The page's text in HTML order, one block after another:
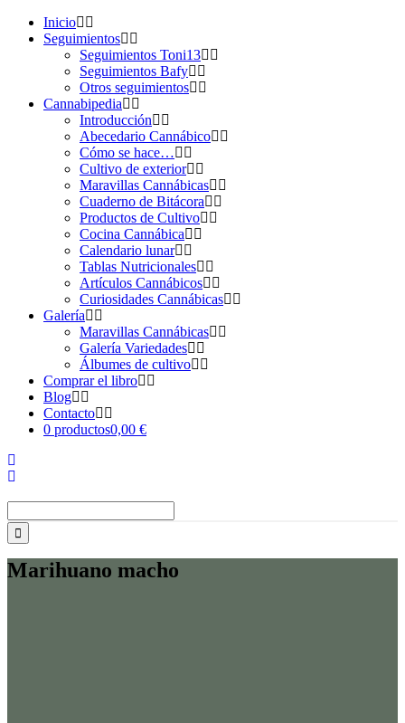
Inicio
Seguimientos
Seguimientos Toni13
Seguimientos Bafy
Otros seguimientos
Cannabipedia
Introducción
Abecedario Cannábico
Cómo se hace…
Cultivo de exterior
Maravillas Cannábicas
Cuaderno de Bitácora
Productos de Cultivo
Cocina Cannábica
Calendario lunar
Tablas Nutricionales
Artículos Cannábicos
Curiosidades Cannábicas
Galería
Maravillas Cannábicas
Galería Variedades
Álbumes de cultivo
Comprar el libro
Blog
Contacto
0 productos0,00 €
Marihuano macho